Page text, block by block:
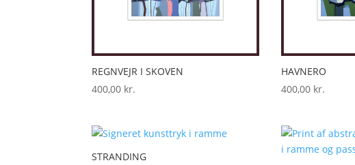
REGNVEJR I SKOVEN
400,00 kr.
HAVNERO
400,00 kr.
STRANDING